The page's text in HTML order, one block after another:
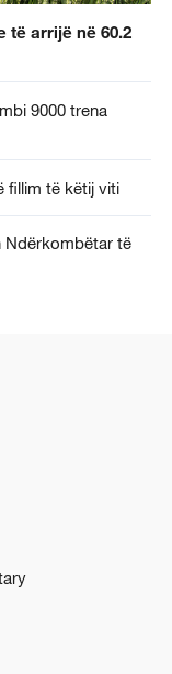
të arrijë në 60.2
9000 trena
fillim të këtij viti
Ndërkombëtar të